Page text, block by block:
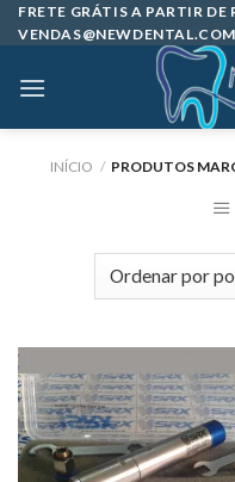
Skip
to
FRETE GRÁTIS A PARTIR
INÍCIO / PRODUTOS